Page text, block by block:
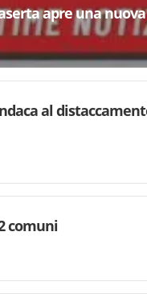
apre una
al
comuni